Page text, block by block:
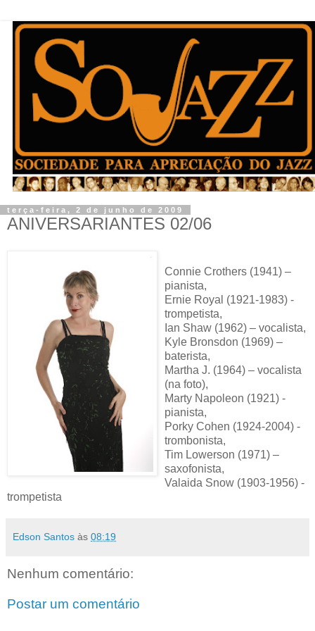
terça-feira, 2 de junho de 2009
ANIVERSARIANTES 02/06
Connie Crothers (1941) –
pianista,
Ernie Royal (1921-1983) -
trompetista,
Ian Shaw (1962) – vocalista,
Kyle Bronsdon (1969) –
baterista,
Martha J. (1964) – vocalista
(na foto),
Marty Napoleon (1921) -
pianista,
Porky Cohen (1924-2004) -
trombonista,
Tim Lowerson (1971) –
saxofonista,
Valaida Snow (1903-1956) -
trompetista
Edson Santos às 08:19
Nenhum comentário:
Postar um comentário